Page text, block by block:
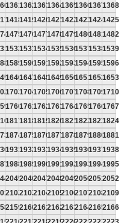
13611362136313641365136613671368
14181419142014211422142314241425
14751476147714781479148014811482
15321533153415351536153715381539
15891590159115921593159415951596
16461647164816491650165116521653
17031704170517061707170817091710
17601761176217631764176517661767
18171818181918201821182218231824
18741875187618771878187918801881
19311932193319341935193619371938
19881989199019911992199319941995
20452046204720482049205020512052
21022103210421052106210721082109
21592160216121622163216421652166